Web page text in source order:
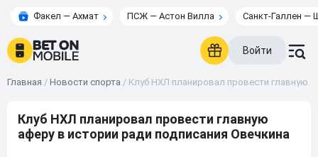
Факел — Ахмат ПСЖ — Астон Вилла Санкт-Галлен —
Войти
Главная / Новости спорта / Клуб НХЛ планировал провести главную
Клуб НХЛ планировал провести главную
аферу в истории ради подписания Овечкина